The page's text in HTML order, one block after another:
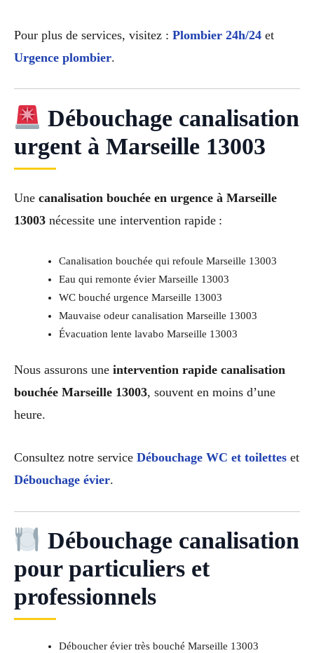
Pour plus de services, visitez : Plombier 24h/24 et
Urgence plombier.
Débouchage canalisation
urgent à Marseille 13003
Une canalisation bouchée en urgence à Marseille
13003 nécessite une intervention rapide :
Canalisation bouchée qui refoule Marseille 13003
Eau qui remonte évier Marseille 13003
WC bouché urgence Marseille 13003
Mauvaise odeur canalisation Marseille 13003
Évacuation lente lavabo Marseille 13003
Nous assurons une intervention rapide canalisation
bouchée Marseille 13003, souvent en moins d’une
heure.
Consultez notre service Débouchage WC et toilettes et
Débouchage évier.
Débouchage canalisation
pour particuliers et
professionnels
Déboucher évier très bouché Marseille 13003